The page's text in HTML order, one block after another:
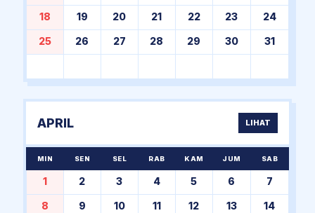
18 19 20 21 22 23 24
25 26 27 28 29 30 31
APRIL LIHAT
MIN SEN SEL RAB KAM JUM SAB
1 2 3 4 5 6 7
8 9 10 11 12 13 14